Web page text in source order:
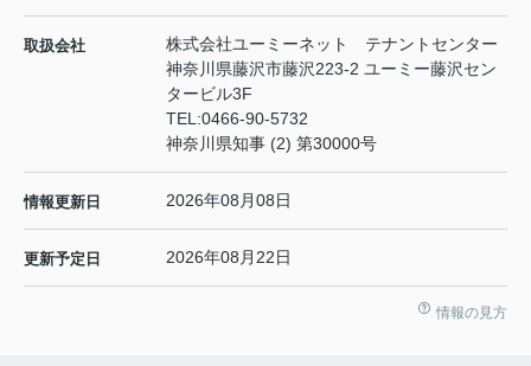
取扱会社
株式会社ユーミーネット テナントセンター
神奈川県藤沢市藤沢223-2 ユーミー藤沢セン
タービル3F
TEL:0466-90-5732
神奈川県知事 (2) 第30000号
情報更新日 2026年08月08日
更新予定日 2026年08月22日
情報の見方